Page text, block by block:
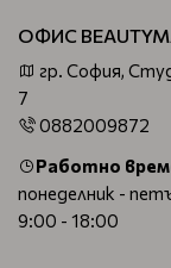
ОФИС
гр. София,
7
0882009872
Работно
понеделник -
9:00 - 18:00